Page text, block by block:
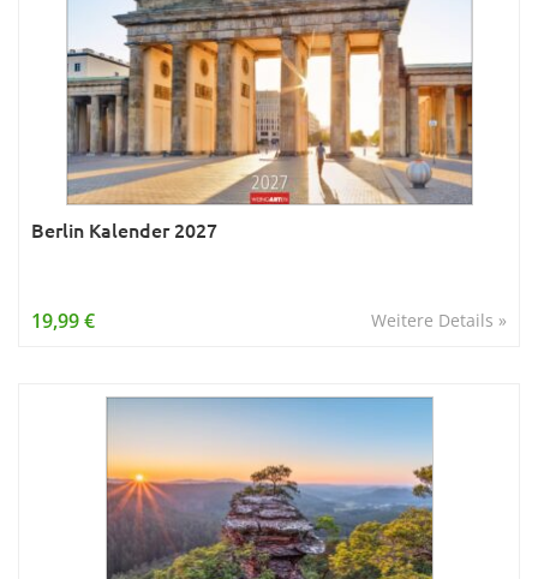
Berlin Kalender 2027
Weitere Details »
19,99 €